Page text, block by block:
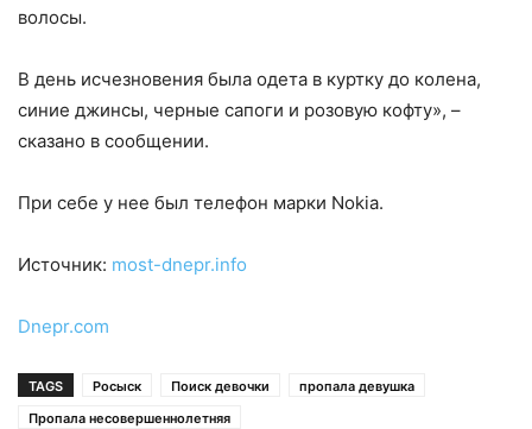
волосы.
В день исчезновения была одета в куртку до колена,
синие джинсы, черные сапоги и розовую кофту», –
сказано в сообщении.
При себе у нее был телефон марки Nokia.
Источник: most-dnepr.info
Dnepr.com
TAGS Росыск Поиск девочки
пропала девушка
Пропала несовершеннолетняя